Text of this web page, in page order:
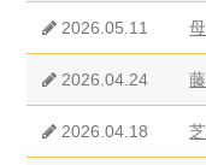
2026.05.11
2026.04.24
2026.04.18